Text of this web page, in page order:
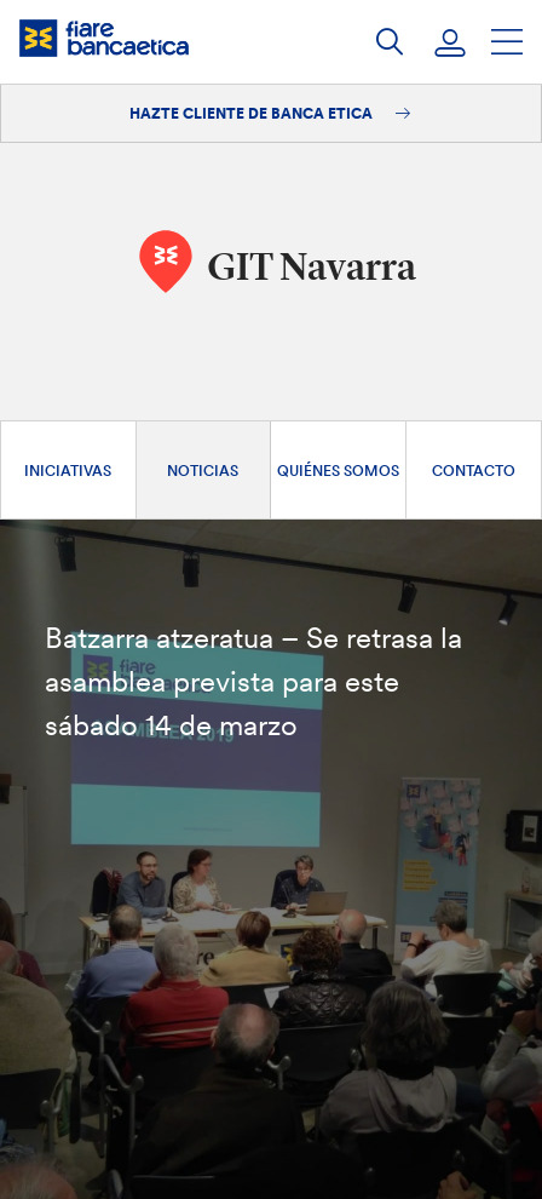
Saltar
HAZTE CLIENTE DE BANCA ETICA
GIT Navarra
INICIATIVAS NOTICIAS QUIÉNES SOMOS CONTACTO
Batzarra atzeratua – Se retrasa la
asamblea prevista para este
sábado 14 de marzo